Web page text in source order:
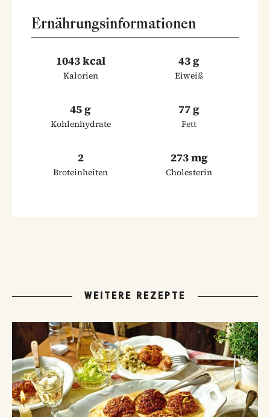
Ernährungsinformationen
1043 kcal
Kalorien
43 g
Eiweiß
45 g
Kohlenhydrate
77 g
Fett
2
Broteinheiten
273 mg
Cholesterin
WEITERE REZEPTE